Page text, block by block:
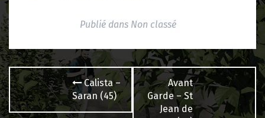
Publié dans Non classé
Navigation
des
Calista –
Saran (45)
Avant
Garde – St
Jean de